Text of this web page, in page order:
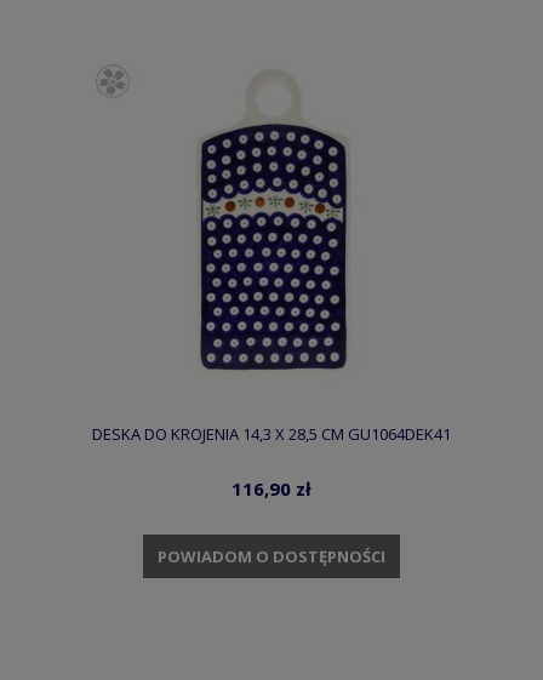
DESKA DO KROJENIA 14,3 X 28,5 CM GU1064DEK41
116,90 zł
POWIADOM O DOSTĘPNOŚCI